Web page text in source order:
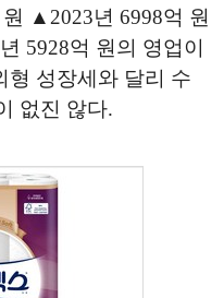
▲2023년 6998억 원
5928억 원의 영업이
형 성장세와 달리 수
없진 않다.